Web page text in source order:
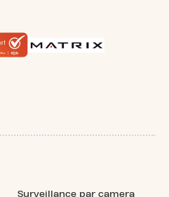
Surveillance par camera